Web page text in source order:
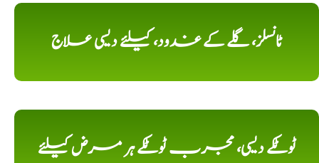
ٹانسلز، گلے کے غدود، کیلئے دیسی علاج
ٹوٹکے دیسی، مجرب ٹوٹکے ہر مرض کیلئے